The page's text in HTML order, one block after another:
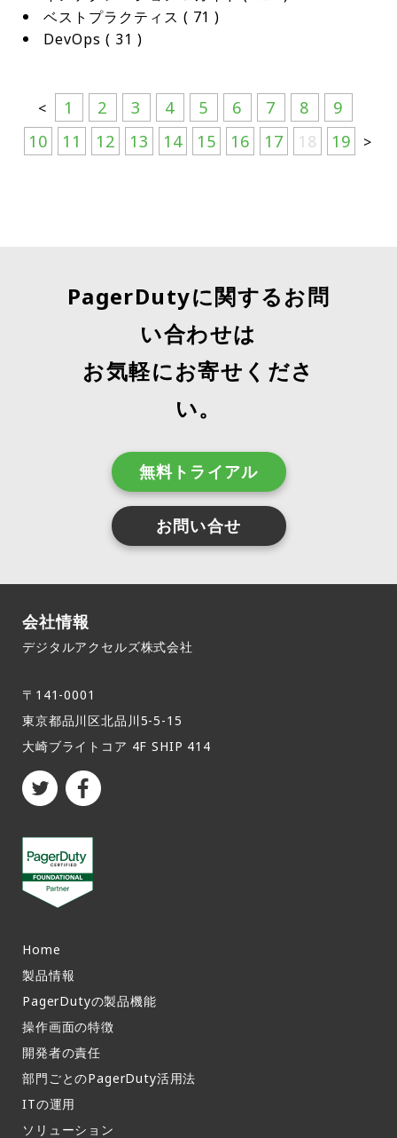
便利に使えます。
す。その情報は、迅速な監視を行うために必要なも
のの一部を提供しますが、可能な限り迅速にインシ
デントに対応するためには、可視性と洞察力を可能
ートコールから人間が生成したデータを収集するこ
とを無視してはいけません。これは、PagerDutyの
カスタムイベントトランスフォーマーなどの機能を
活用して、従来はインシデント管理ワークフローの
うにノイズをカットし、対応不要なものを抑止する
ことは絶対に重要です。重複するアラートは自動的
に排除されるべきであり、解決が必要な単一の問題
に関連する症状をグループ化するのは簡単なはずで
す。これにより、注意を必要とするアラートの瞬時
クフローが開始されます。 データを解釈しやすくす
納することで、そのデータをすぐに価値に変えるこ
とができます。 しかし、ダッシュボード上の情報を
分析する負荷を軽減するには、さまざまなソースか
らのデータを一貫した形式に正規化する必要があり
ます。 そうすれば、さまざまなベンダーのすべての
するには、さまざまな形で情報を取得し、フィール
かりやすい洞察を与えるインシデント管理ソリュー
ションが必要です。
の監視ツールからさらに多くの価値を引き出せま
す。ベストプラクティス ( 71 )
DevOps ( 31 )
< 1 2 3 4 5 6 7 8
9
10
11 12 13 14 15 16 17 18 19 >
PagerDutyに関するお問
い合わせは
お気軽にお寄せくださ
い。
無料トライアル
お問い合せ
会社情報
デジタルアクセルズ株式会社
〒141-0001
東京都品川区北品川5-5-15​
大崎ブライトコア 4F SHIP 414
Home
製品情報​
PagerDutyの製品機能​
操作画面の特徴​
開発者の責任
部門ごとのPagerDuty活用法​
ITの運用​
ソリューション